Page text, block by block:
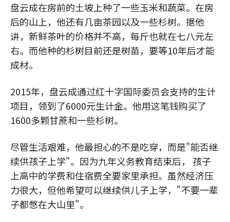
盘云成在房前的土坡上种了一些玉米和蔬菜。在房
后的山上，他还有几亩茶园以及一些杉树。据他
讲，新鲜茶叶的价格并不高，每斤也就在七八元左
右。而他种的杉树目前还是树苗，要等10年后才能
成材。
2015年，盘云成通过红十字国际委员会支持的生计
项目，领到了6000元生计金。他用这笔钱购买了
1600多颗甘蔗和一些杉树。
尽管生活艰难，他最担心的不是吃穿，而是"能否继
续供孩子上学"。因为九年义务教育结束后， 孩子
上高中的学费和住宿费全要家里承担。虽然经济压
力很大，但他希望可以继续供儿子上学，"不要一辈
子都憋在大山里"。